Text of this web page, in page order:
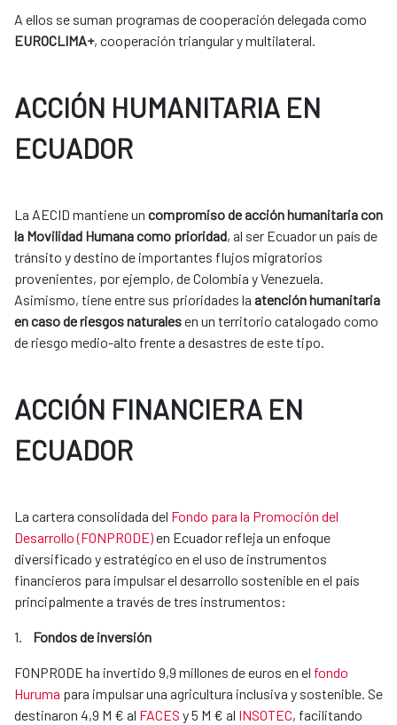
A ellos se suman programas de cooperación delegada como
EUROCLIMA+, cooperación triangular y multilateral.
ACCIÓN HUMANITARIA EN
ECUADOR
La AECID mantiene un compromiso de acción humanitaria con
la Movilidad Humana como prioridad, al ser Ecuador un país de
tránsito y destino de importantes flujos migratorios
provenientes, por ejemplo, de Colombia y Venezuela.
Asimismo, tiene entre sus prioridades la atención humanitaria
en caso de riesgos naturalesen un territorio catalogado como
de riesgo medio-alto frente a desastres de este tipo.
ACCIÓN FINANCIERA EN
ECUADOR
La cartera consolidada del Fondo para la Promoción del
Desarrollo (FONPRODE)en Ecuador refleja un enfoque
diversificado y estratégico en el uso de instrumentos
financieros para impulsar el desarrollo sostenible en el país
principalmente a través de tres instrumentos:
1. Fondos de inversión
FONPRODE ha invertido 9,9 millones de euros en el fondo
Huruma para impulsar una agricultura inclusiva y sostenible. Se
destinaron 4,9 M € al FACES y 5 M € al INSOTEC, facilitando